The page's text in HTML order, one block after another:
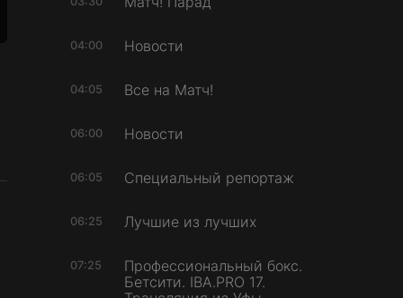
04:00 Новости
04:05 Все на Матч!
06:00 Новости
06:05 Специальный репортаж
06:25 Лучшие из лучших
07:25
Профессиональный бокс.
Бетсити. IBA.PRO 17.